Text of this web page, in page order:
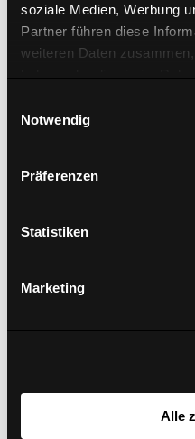
soziale Medien, Werbung
Partner führen diese
weiteren Daten
haben oder die sie im
Notwendig
Präferenzen
Statistiken
Marketing
Alle